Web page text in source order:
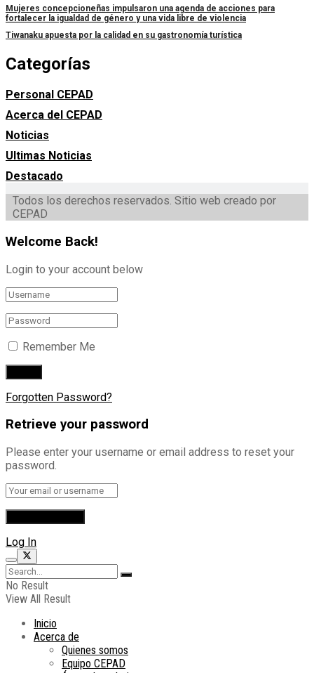
Mujeres concepcioneñas impulsaron una agenda de acciones para
fortalecer la igualdad de género y una vida libre de violencia
Tiwanaku apuesta por la calidad en su gastronomía turística
Categorías
Personal CEPAD
Acerca del CEPAD
Noticias
Ultimas Noticias
Destacado
Todos los derechos reservados. Sitio web creado por
CEPAD
Welcome Back!
Login to your account below
Remember Me
Forgotten Password?
Retrieve your password
Please enter your username or email address to reset your
password.
Log In
No Result
View All Result
Inicio
Acerca de
Quienes somos
Equipo CEPAD